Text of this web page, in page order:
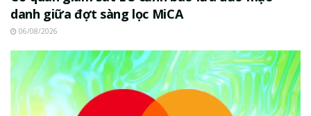
danh giữa đợt sàng lọc MiCA
06/08/2026